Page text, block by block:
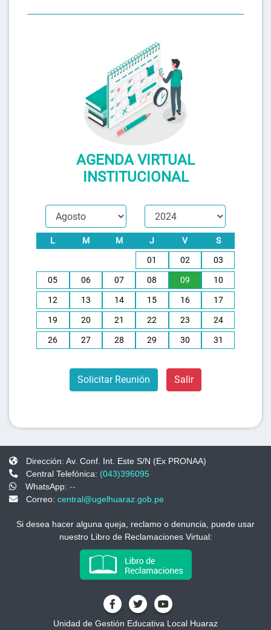
AGENDA VIRTUAL
INSTITUCIONAL
L M M J V
S
01
02
03
05
06 07 08 09
10
12
13 14 15 16
17
19
20 21 22 23
24
26
27 28 29 30 31
Solicitar Reunión Salir
Dirección: Av. Conf. Int. Este S/N (Ex PRONAA)
Central Telefónica: (043)396095
WhatsApp: --
Correo: central@ugelhuaraz.gob.pe
Si desea hacer alguna queja, reclamo o denuncia, puede usar
nuestro Libro de Reclamaciones Virtual:
Unidad de Gestión Educativa Local Huaraz